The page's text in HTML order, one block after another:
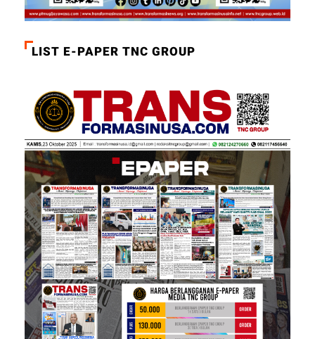
LIST E-PAPER TNC GROUP